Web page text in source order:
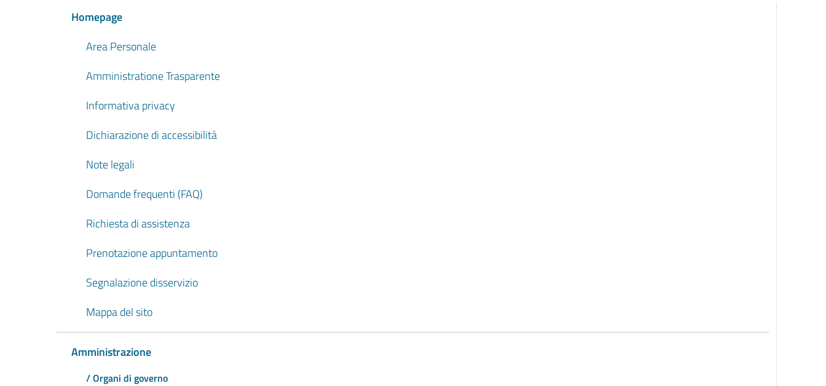
Homepage
Area Personale
Amministratione Trasparente
Informativa privacy
Dichiarazione di accessibilità
Note legali
Domande frequenti (FAQ)
Richiesta di assistenza
Prenotazione appuntamento
Segnalazione disservizio
Mappa del sito
Amministrazione
/ Organi di governo